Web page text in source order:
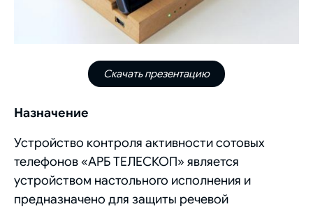
Скачать презентацию
Назначение
Устройство контроля активности сотовых
телефонов «АРБ ТЕЛЕСКОП» является
устройством настольного исполнения и
предназначено для защиты речевой